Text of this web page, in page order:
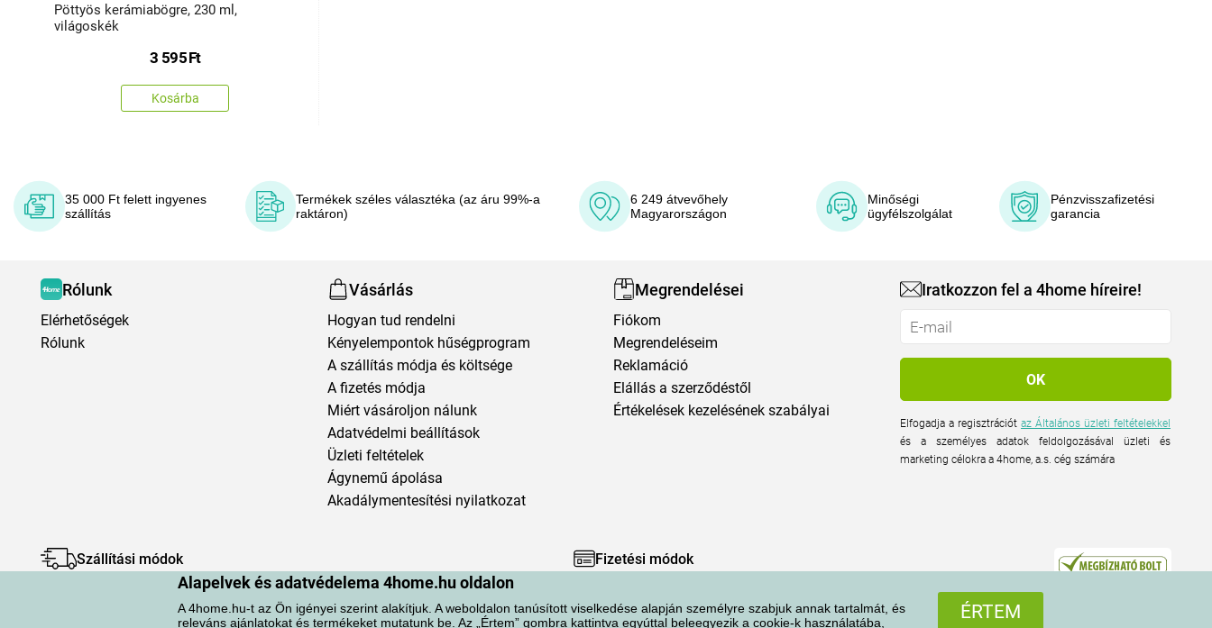
Alapelvek és adatvédelema 4home.hu oldalon
A 4home.hu-t az Ön igényei szerint alakítjuk. A weboldalon tanúsított viselkedése alapján személyre szabjuk annak tartalmát, és
releváns ajánlatokat és termékeket mutatunk be. Az „Értem” gombra kattintva egyúttal beleegyezik a cookie-k használatába,
ÉRTEM
Pöttyös kerámiabögre, 230 ml,
világoskék
3 595Ft
Kosárba
35 000 Ft felett ingyenes
szállítás
Termékek széles választéka (az áru 99%-a
raktáron)
6 249 átvevőhely
Magyarországon
Minőségi
ügyfélszolgálat
Pénzvisszafizetési
garancia
Rólunk
Elérhetőségek
Rólunk
Vásárlás
Hogyan tud rendelni
Kényelempontok hűségprogram
A szállítás módja és költsége
A fizetés módja
Miért vásároljon nálunk
Adatvédelmi beállítások
Üzleti feltételek
Ágynemű ápolása
Akadálymentesítési nyilatkozat
Megrendelései
Fiókom
Megrendeléseim
Reklamáció
Elállás a szerződéstől
Értékelések kezelésének szabályai
Iratkozzon fel a 4home híreire!
Elfogadja a regisztrációtaz Általános üzleti feltételekkel
és a személyes adatok feldolgozásával üzleti és
marketing célokra a 4home, a.s. cég számára
Szállítási módok Fizetési módok